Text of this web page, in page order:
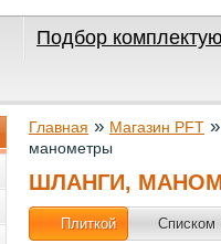
Подбор
Главная » Магазин PFT
манометры
ШЛАНГИ,
Плиткой Списком